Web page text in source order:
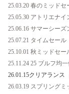
25.03.20 春のミッドセ
25.05.30 アトリエナイ
25.06.16 サマーシーズ
25.07.21 タイムセール
25.10.01 秋ミッドセー
25.11.24 25 ブルフ均一
26.01.15クリアランス
26.03.19 スプリングミ